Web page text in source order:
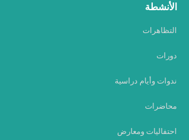
الأنشطة
التظاهرات
دورات
ندوات وأيام دراسية
محاضرات
احتفاليات ومعارض